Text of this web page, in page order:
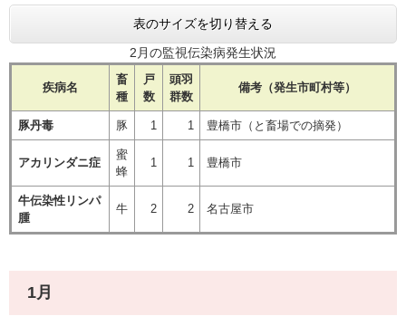
表のサイズを切り替える
2月の監視伝染病発生状況
疾病名
畜
種
戸
数
頭羽
群数
備考（発生市町村等）
豚丹毒 豚 1 1 豊橋市（と畜場での摘発）
アカリンダニ症
蜜
蜂
1 1 豊橋市
牛伝染性リンパ
腫
牛 2 2 名古屋市
1月